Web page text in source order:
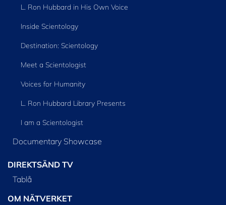
L. Ron Hubbard in His Own Voice
Inside Scientology
Destination: Scientology
Meet a Scientologist
Voices for Humanity
L. Ron Hubbard Library Presents
I am a Scientologist
Documentary Showcase
DIREKTSÄND TV
Tablå
OM NÄTVERKET